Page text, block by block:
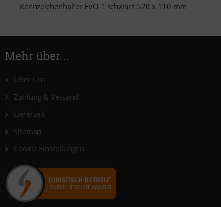
Kennzeichenhalter EVO 1 schwarz 520 x 110 mm
Mehr über...
Über Uns
Zahlung & Versand
Lieferzeit
Sitemap
Cookie Einstellungen